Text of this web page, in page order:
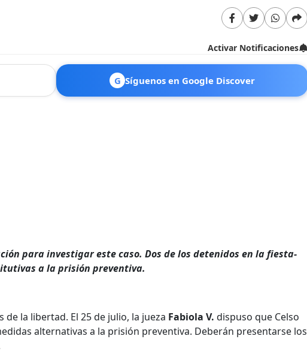
Activar Notificaciones
G Síguenos en Google Discover
para investigar este caso. Dos de los detenidos en la fiesta-
a la prisión preventiva.
la libertad. El 25 de julio, la jueza Fabiola V. dispuso que Celso
alternativas a la prisión preventiva. Deberán presentarse los